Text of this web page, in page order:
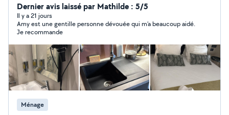
soigné. Disponible selon vos besoins. N'hésitez pas à
me contacter.Disponible en semaine et week-end
Dernier avis laissé par Mathilde : 5/5
Il y a 21 jours
Amy est une gentille personne dévouée qui m’a beaucoup aidé.
Je recommande
Ménage